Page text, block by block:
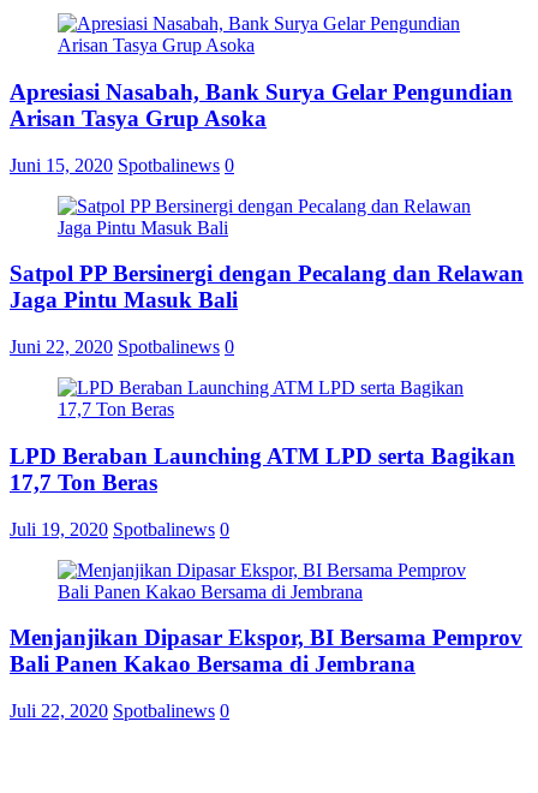
Apresiasi Nasabah, Bank Surya Gelar Pengundian
Arisan Tasya Grup Asoka
Juni 15, 2020 Spotbalinews 0
Satpol PP Bersinergi dengan Pecalang dan Relawan
Jaga Pintu Masuk Bali
Juni 22, 2020 Spotbalinews 0
LPD Beraban Launching ATM LPD serta Bagikan
17,7 Ton Beras
Juli 19, 2020 Spotbalinews 0
Menjanjikan Dipasar Ekspor, BI Bersama Pemprov
Bali Panen Kakao Bersama di Jembrana
Juli 22, 2020 Spotbalinews 0